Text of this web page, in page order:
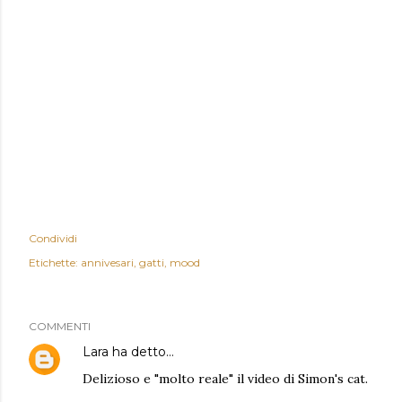
Condividi
Etichette: annivesari gatti mood
COMMENTI
Lara ha detto…
Delizioso e "molto reale" il video di Simon's cat.